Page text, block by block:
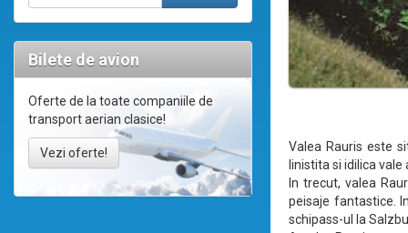
Bilete de avion
Oferte de la toate companiile de
transport aerian clasice!
Vezi oferte!
Valea Rauris este
linistita si idilica vale
In trecut, valea
peisaje fantastice.
schipass-ul la